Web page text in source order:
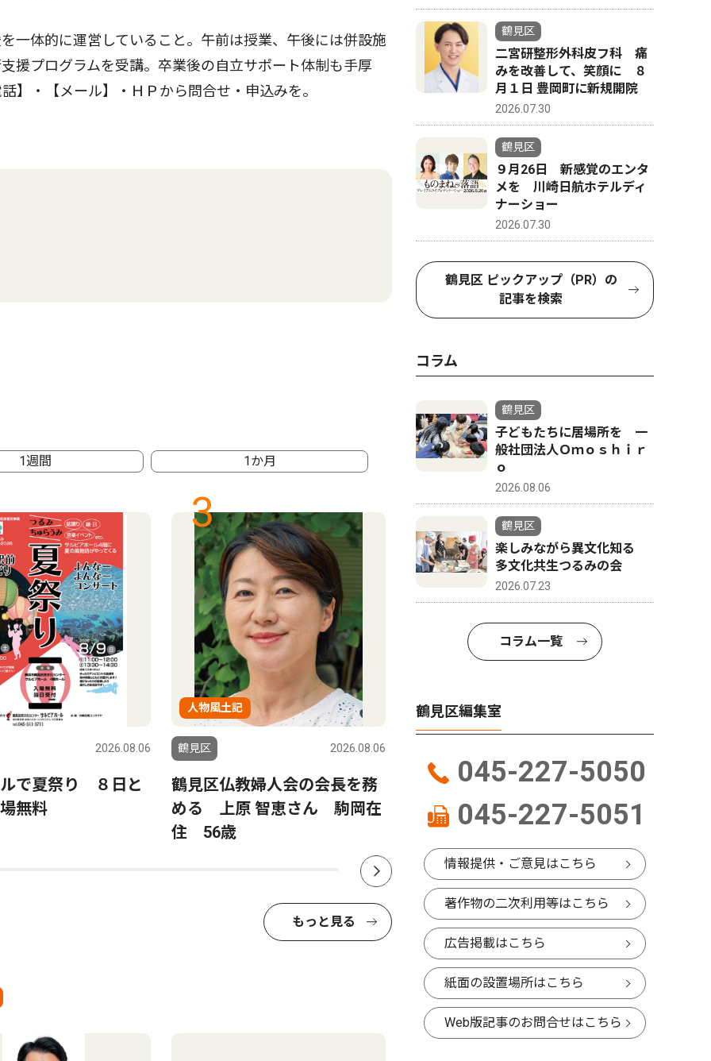
体的に運営していること。午前は授業、午後には併設施
援プログラムを受講。卒業後の自立サポート体制も手厚
】・【メール】・ＨＰから問合せ・申込みを。
1週間 1か月
2026.08.06
で夏祭り ８日と
無料
3
人物風土記
鶴見区 2026.08.06
鶴見区仏教婦人会の会長を務
める 上原 智恵さん 駒岡在
住 56歳
4
社会
熱中症予防で飲料配布 キリ
ンビールと消防署が連携
鶴見区
もっと見る
鶴見区
二宮研整形外科皮フ科 痛
みを改善して、笑顔に ８
月１日 豊岡町に新規開院
2026.07.30
鶴見区
９月26日 新感覚のエンタ
メを 川崎日航ホテルディ
ナーショー
2026.07.30
鶴見区 ピックアップ（PR）の
記事を検索
コラム
鶴見区
子どもたちに居場所を 一
般社団法人Ｏｍｏｓｈｉｒ
ｏ
2026.08.06
鶴見区
楽しみながら異文化知る
多文化共生つるみの会
2026.07.23
コラム一覧
鶴見区編集室
045-227-5050
045-227-5051
情報提供・ご意見はこちら
著作物の二次利用等はこちら
広告掲載はこちら
紙面の設置場所はこちら
Web版記事のお問合せはこちら